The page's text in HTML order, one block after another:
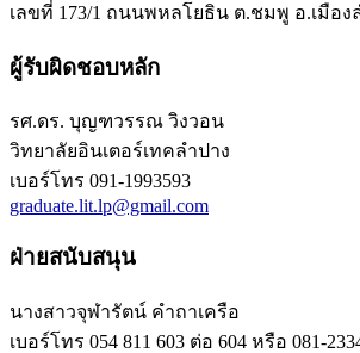
เลขที่ 173/1 ถนนพหลโยธิน ต.ชมพู อ.เมือง
ผู้รับผิดชอบหลัก
รศ.ดร. บุญฑวรรณ วิงวอน
วิทยาลัยอินเตอร์เทคลำปาง
เบอร์โทร 091-1993593
graduate.lit.lp@gmail.com
ฝ่ายสนับสนุน
นางสาวจุฬารัตน์ คำถาเครือ
เบอร์โทร 054 811 603 ต่อ 604 หรือ 081-